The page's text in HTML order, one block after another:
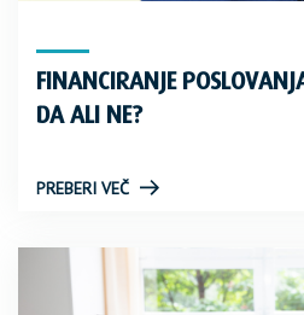
FINANCIRANJE
DA ALI NE?
PREBERI VEČ